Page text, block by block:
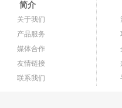
简介
关于我们
产品服务
媒体合作
友情链接
联系我们